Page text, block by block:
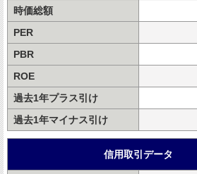
時価総額
PER
PBR
ROE
過去1年プラス引け
過去1年マイナス引け
信用取引データ